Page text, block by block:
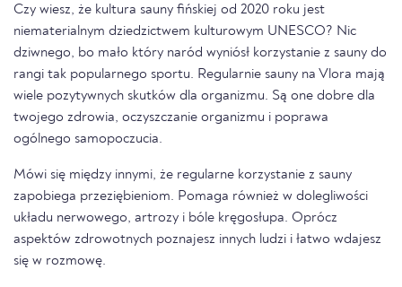
Czy wiesz, że kultura sauny fińskiej od 2020 roku jest
niematerialnym dziedzictwem kulturowym UNESCO? Nic
dziwnego, bo mało który naród wyniósł korzystanie z sauny do
rangi tak popularnego sportu. Regularnie sauny na Vlora mają
wiele pozytywnych skutków dla organizmu. Są one dobre dla
twojego zdrowia, oczyszczanie organizmu i poprawa
ogólnego samopoczucia.
Mówi się między innymi, że regularne korzystanie z sauny
zapobiega przeziębieniom. Pomaga również w dolegliwości
układu nerwowego, artrozy i bóle kręgosłupa. Oprócz
aspektów zdrowotnych poznajesz innych ludzi i łatwo wdajesz
się w rozmowę.